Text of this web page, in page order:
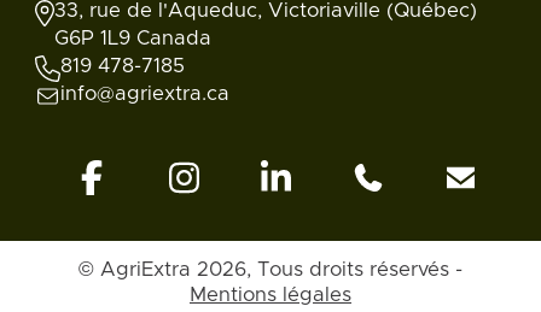
33, rue de l'Aqueduc, Victoriaville (Québec)
G6P 1L9 Canada
819 478-7185
info@agriextra.ca
© AgriExtra 2026, Tous droits réservés -
Mentions légales
Annonces Rechercher Blogue Compte
Retour en